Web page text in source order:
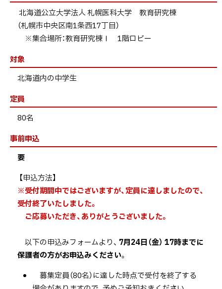
北海道公立大学法人 札幌医科大学 教育研究棟
（札幌市中央区南1条西17丁目）
※集合場所：教育研究棟Ⅰ 1階ロビー
対象
北海道内の中学生
定員
80名
事前申込
要
【申込方法】
※受付期間中ではございますが、定員に達しましたので、
受付終了いたしました。
ご応募いただき、ありがとうございました。
以下の申込みフォームより、 7月24日（金） 17時までに
保護者の方がお申込みください。
募集定員（80名）に達した時点で受付を終了する